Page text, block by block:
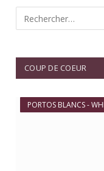
COUP DE COEUR
PORTOS BLANCS -